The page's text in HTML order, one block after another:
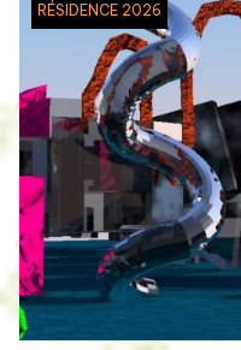
RÉSIDENCE 2026